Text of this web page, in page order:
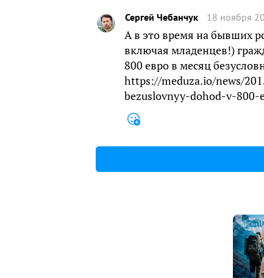
Сергей Чебанчук 18 ноября
А в это время на бывших
включая младенцев!)
800 евро в месяц
https://meduza.io/news/
bezuslovnyy-dohod-v-